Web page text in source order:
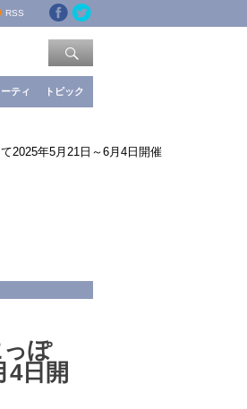
RSS
ティ トピック
2025年5月21日～6月4日開催
ぽ
4日開